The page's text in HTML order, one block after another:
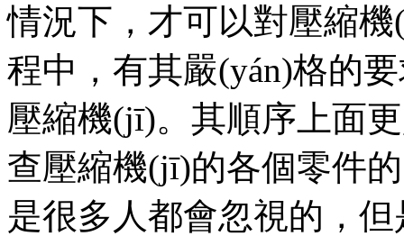
情況下，才可以對壓縮機
程中，有其嚴(yán)格的
壓縮機(jī)。其順序上面
查壓縮機(jī)的各個零件的
是很多人都會忽視的，